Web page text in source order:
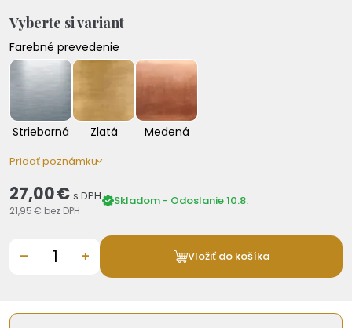
Vyberte si variant
Farebné prevedenie
Strieborná Zlatá Medená
Pridať poznámku
27,00 € s DPH
21,95 € bez DPH
Skladom - Odoslanie 10.8.
– + Vložiť do košíka